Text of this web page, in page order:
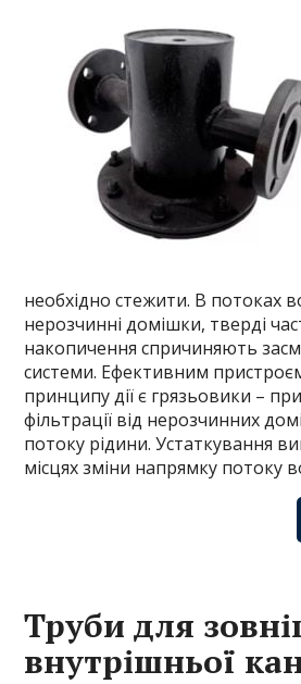
необхідно стежити. В потоках
нерозчинні домішки, тверді
накопичення спричиняють
системи. Ефективним
принципу дії є грязьовики –
фільтрації від нерозчинних
потоку рідини. Устаткування
місцях зміни напрямку потоку
Труби для
внутрішньої